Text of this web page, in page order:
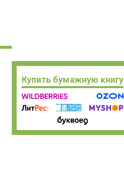
Купить бумажную книгу